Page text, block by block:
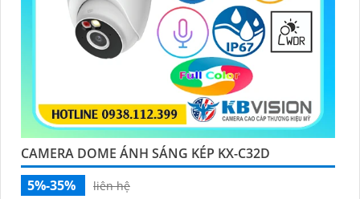
CAMERA DOME ÁNH SÁNG KÉP KX-C32D
5%-35%
liên hệ